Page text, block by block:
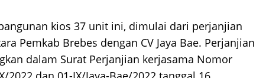
kios 37 unit ini, dimulai dari perjanjian
Pemkab Brebes dengan CV Jaya Bae. Perjanjian
dalam Surat Perjanjian kerjasama Nomor